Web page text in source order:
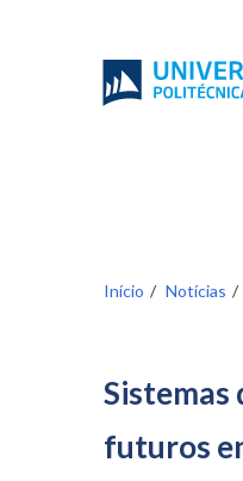
Início Notícias
Sistemas
futuros